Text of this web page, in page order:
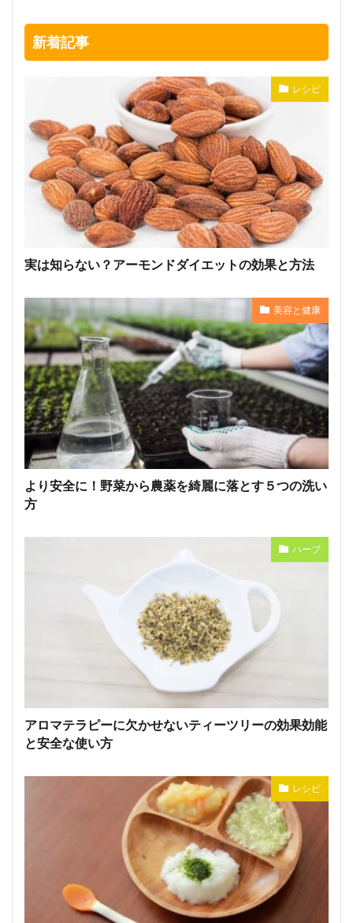
新着記事
レシピ
実は知らない？アーモンドダイエットの効果と方法
美容と健康
より安全に！野菜から農薬を綺麗に落とす５つの洗い
方
ハーブ
アロマテラピーに欠かせないティーツリーの効果効能
と安全な使い方
レシピ